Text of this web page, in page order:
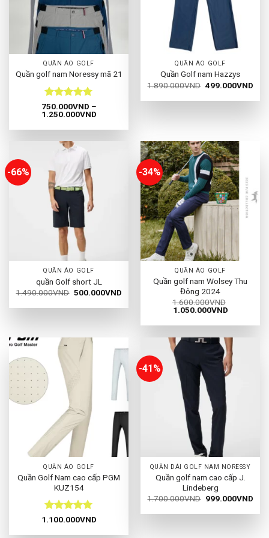
QUẦN ÁO GOLF
Quần golf nam Noressy mã 21
Được xếp
hạng55
750.000VND –
1.250.000VNDKhoảng
từ
1.250.000VND
QUẦN ÁO GOLF
Quần Golf nam Hazzys
1.890.000VND Giá
là:
499.000VNDGiá
tại
-66%
QUẦN ÁO GOLF
quần Golf short JL
1.490.000VND Giá
là:
500.000VNDGiá
tại
-34%
QUẦN ÁO GOLF
Quần golf nam Wolsey Thu
Đông 2024
1.600.000VND
Giá
là:
1.050.000VNDGiá
tại
QUẦN ÁO GOLF
Quần Golf Nam cao cấp PGM
KUZ154
Được xếp
1.100.000VND
-41%
QUẦN DÀI GOLF NAM NORESSY
Quần golf nam cao cấp J.
Lindeberg
1.700.000VND Giá
là:
999.000VNDGiá
tại